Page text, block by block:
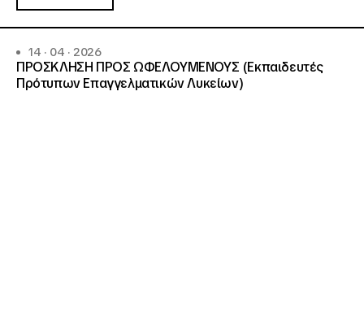
14 · 04 · 2026
ΠΡΟΣΚΛΗΣΗ ΠΡΟΣ ΩΦΕΛΟΥΜΕΝΟΥΣ (Εκπαιδευτές
Πρότυπων Επαγγελματικών Λυκείων)